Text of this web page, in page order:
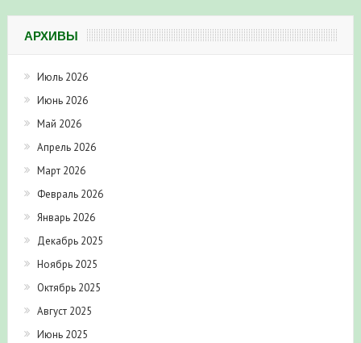
АРХИВЫ
Июль 2026
Июнь 2026
Май 2026
Апрель 2026
Март 2026
Февраль 2026
Январь 2026
Декабрь 2025
Ноябрь 2025
Октябрь 2025
Август 2025
Июнь 2025